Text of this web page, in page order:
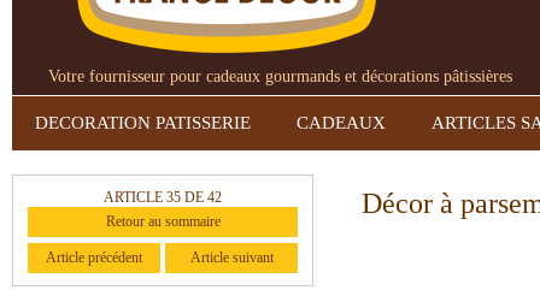
Votre fournisseur pour cadeaux gourmands et décorations pâtissières
DECORATION PATISSERIE CADEAUX ARTICLES
ARTICLE 35 DE 42
Retour au sommaire
Article précédent Article suivant
Décor à